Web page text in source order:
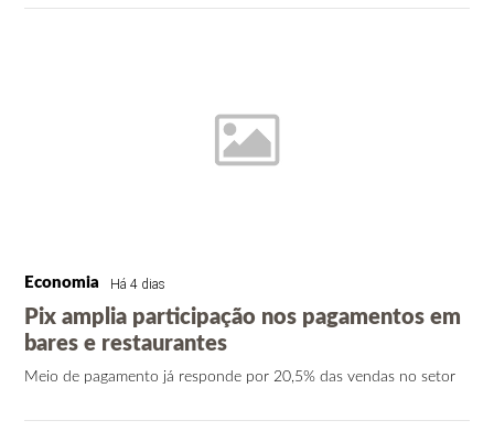
Economia Há 4 dias
Pix amplia participação nos pagamentos em
bares e restaurantes
Meio de pagamento já responde por 20,5% das vendas no setor